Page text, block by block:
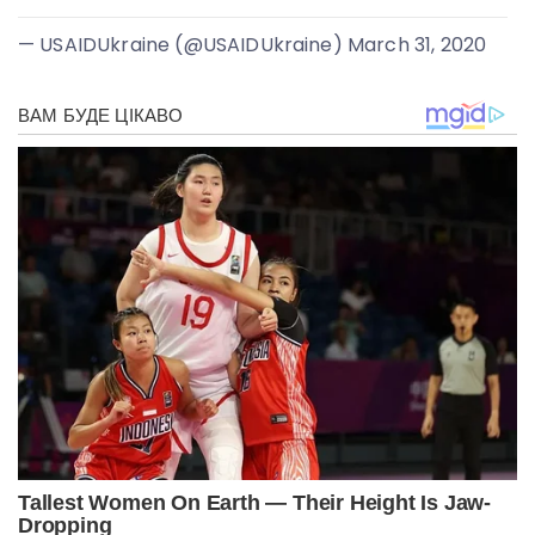
— USAIDUkraine (@USAIDUkraine) March 31, 2020